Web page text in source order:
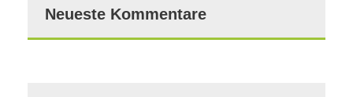
Neueste Kommentare